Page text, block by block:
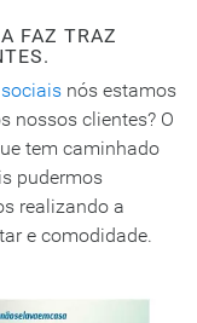
FAZ TRAZ
nós estamos
nossos clientes? O
tem caminhado
pudermos
realizando a
e comodidade.